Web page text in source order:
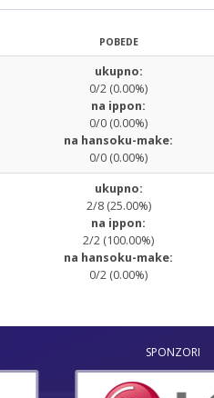
POBEDE
ukupno:
0/2 (0.00%)
na ippon:
0/0 (0.00%)
na hansoku-make:
0/0 (0.00%)
ukupno:
2/8 (25.00%)
na ippon:
2/2 (100.00%)
na hansoku-make:
0/2 (0.00%)
SPONZORI